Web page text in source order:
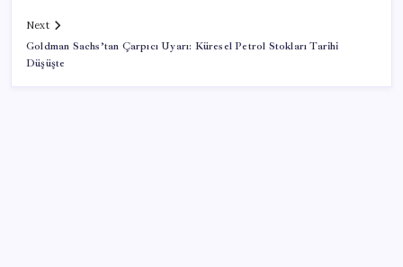
Next
Goldman Sachs’tan Çarpıcı Uyarı: Küresel Petrol Stokları Tarihi
Düşüşte